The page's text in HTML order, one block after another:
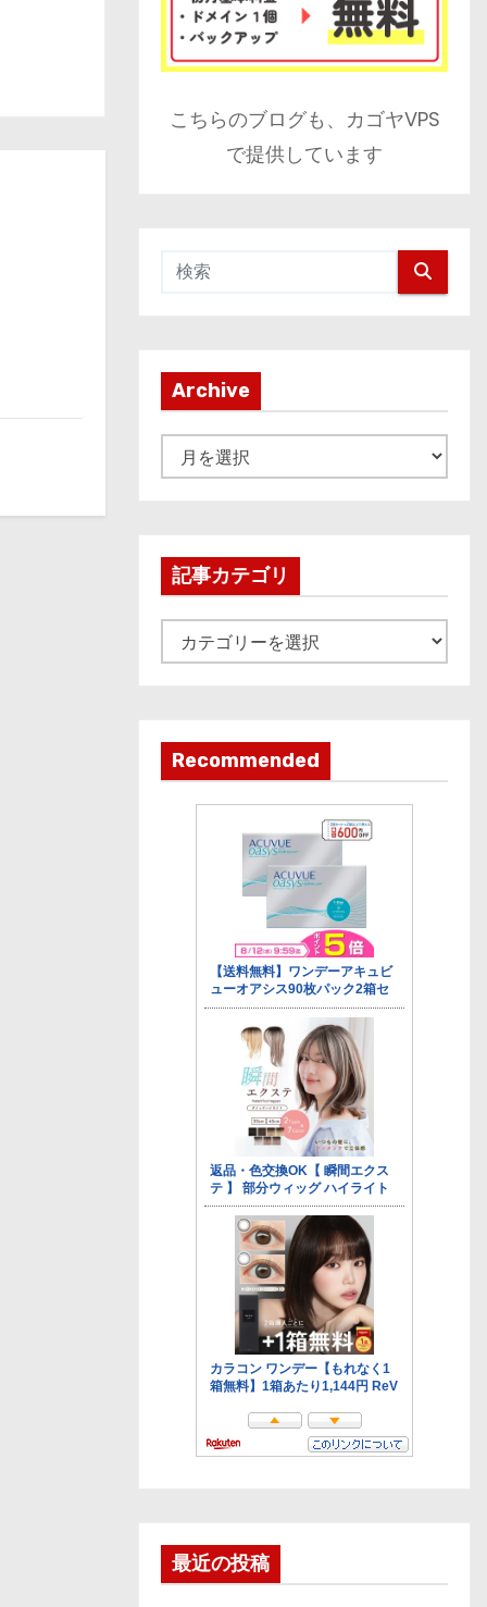
こちらのブログも、カゴヤVPS
で提供しています
Archive
r
v
記事カテゴリ
事
ゴ
リ
Recommended
最近の投稿